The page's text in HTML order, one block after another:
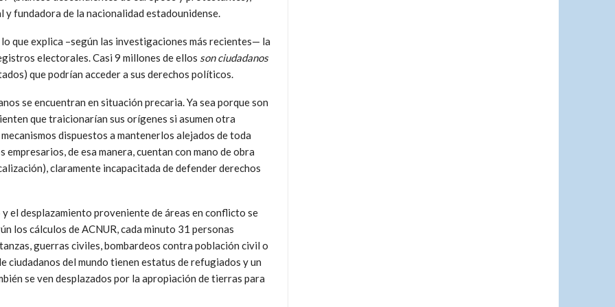
fundadora de la nacionalidad estadounidense.
que explica –según las investigaciones más recientes— la
electorales. Casi 9 millones de ellos son ciudadanos
que podrían acceder a sus derechos políticos.
se encuentran en situación precaria. Ya sea porque son
que traicionarían sus orígenes si asumen otra
dispuestos a mantenerlos alejados de toda
de esa manera, cuentan con mano de obra
claramente incapacitada de defender derechos
el desplazamiento proveniente de áreas en conflicto se
los cálculos de ACNUR, cada minuto 31 personas
guerras civiles, bombardeos contra población civil o
ciudadanos del mundo tienen estatus de refugiados y un
se ven desplazados por la apropiación de tierras para